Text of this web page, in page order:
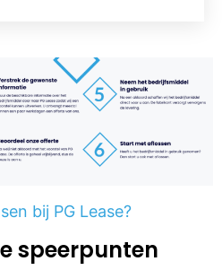
bij PG Lease?
speerpunten